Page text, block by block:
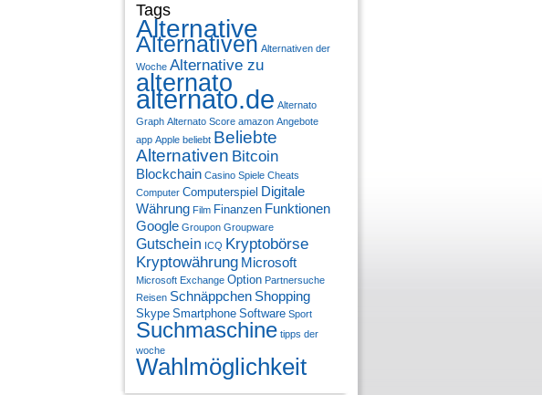
Tags
Alternative
Alternativen Alternativen der
Woche Alternative zu
alternato
alternato.de Alternato
Graph Alternato Score amazon Angebote
app Apple beliebt Beliebte
Alternativen Bitcoin
Blockchain Casino Spiele Cheats
Computer Computerspiel Digitale
Währung Film Finanzen Funktionen
Google Groupon Groupware
Gutschein ICQ Kryptobörse
Kryptowährung Microsoft
Microsoft Exchange Option Partnersuche
Reisen Schnäppchen Shopping
Skype Smartphone Software Sport
Suchmaschine tipps der
woche
Wahlmöglichkeit